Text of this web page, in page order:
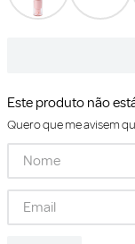
Este produto não
Quero que me avisem